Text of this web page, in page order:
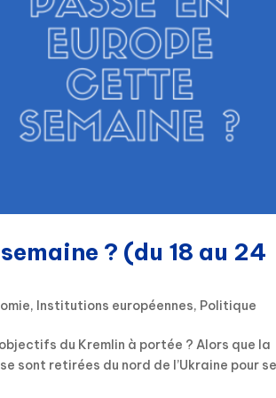
? (du 18 au 24
, Institutions européennes, Politique
du Kremlin à portée ? Alors que la
sont retirées du nord de l’Ukraine pour